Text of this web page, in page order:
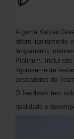
A gama Kaizen
difere ligeiramente
lançamento,
Platinum. Inclui
rigorosamente
pescadores do
O feedback tem
qualidade e